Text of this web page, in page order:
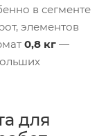
в сегменте
элементов
0,8 кг —
для